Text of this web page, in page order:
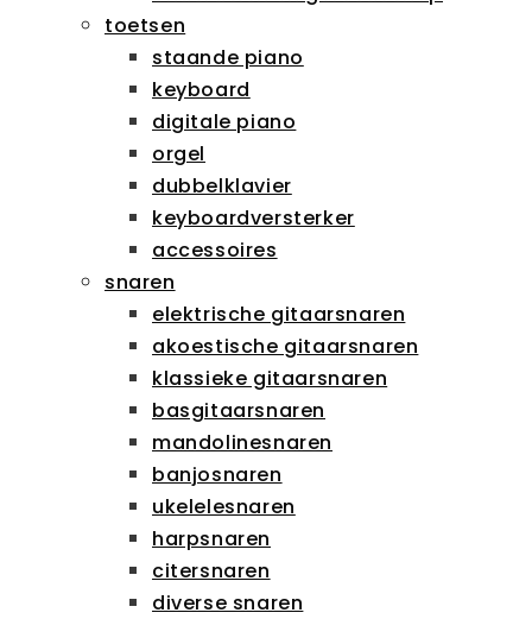
toetsen
staande piano
keyboard
digitale piano
orgel
dubbelklavier
keyboardversterker
accessoires
snaren
elektrische gitaarsnaren
akoestische gitaarsnaren
klassieke gitaarsnaren
basgitaarsnaren
mandolinesnaren
banjosnaren
ukelelesnaren
harpsnaren
citersnaren
diverse snaren